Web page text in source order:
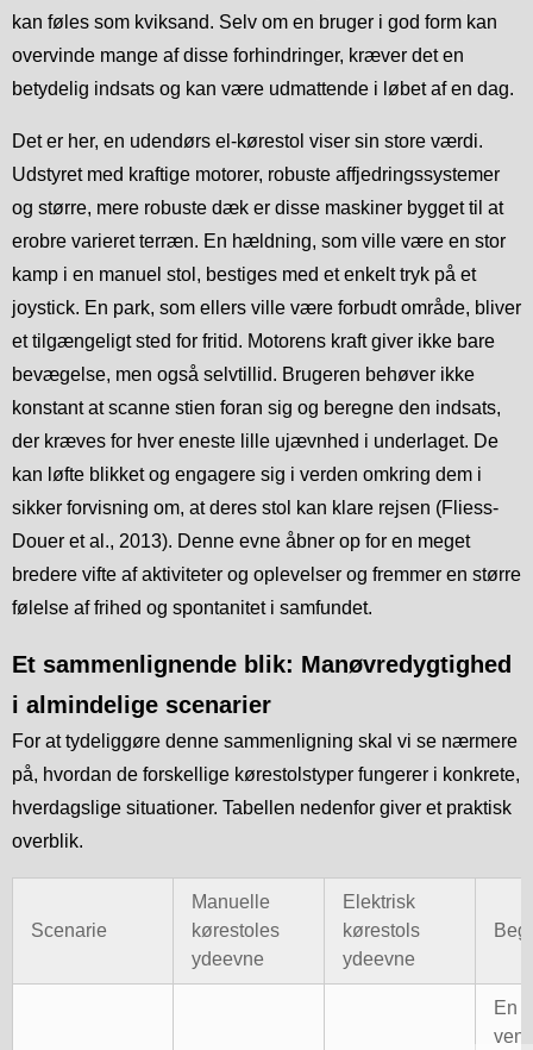
kan føles som kviksand. Selv om en bruger i god form kan
overvinde mange af disse forhindringer, kræver det en
betydelig indsats og kan være udmattende i løbet af en dag.
Det er her, en udendørs el-kørestol viser sin store værdi.
Udstyret med kraftige motorer, robuste affjedringssystemer
og større, mere robuste dæk er disse maskiner bygget til at
erobre varieret terræn. En hældning, som ville være en stor
kamp i en manuel stol, bestiges med et enkelt tryk på et
joystick. En park, som ellers ville være forbudt område, bliver
et tilgængeligt sted for fritid. Motorens kraft giver ikke bare
bevægelse, men også selvtillid. Brugeren behøver ikke
konstant at scanne stien foran sig og beregne den indsats,
der kræves for hver eneste lille ujævnhed i underlaget. De
kan løfte blikket og engagere sig i verden omkring dem i
sikker forvisning om, at deres stol kan klare rejsen (Fliess-
Douer et al., 2013). Denne evne åbner op for en meget
bredere vifte af aktiviteter og oplevelser og fremmer en større
følelse af frihed og spontanitet i samfundet.
Et sammenlignende blik: Manøvredygtighed
i almindelige scenarier
For at tydeliggøre denne sammenligning skal vi se nærmere
på, hvordan de forskellige kørestolstyper fungerer i konkrete,
hverdagslige situationer. Tabellen nedenfor giver et praktisk
overblik.
Scenarie
Manuelle
kørestoles
ydeevne
Elektrisk
kørestols
ydeevne
En